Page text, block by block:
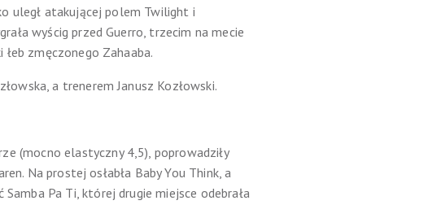
uległ atakującej polem Twilight i
wyścig przed Guerro, trzecim na mecie
zmęczonego Zahaaba.
a trenerem Janusz Kozłowski.
(mocno elastyczny 4,5), poprowadziły
Na prostej osłabła Baby You Think, a
Pa Ti, której drugie miejsce odebrała